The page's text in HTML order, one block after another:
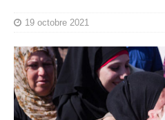
19 octobre 2021